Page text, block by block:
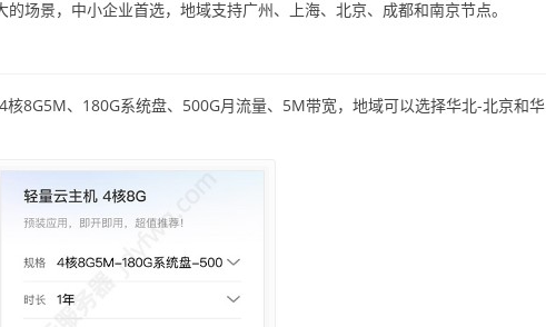
场景，中小企业首选，地域支持广州、上海、北京、成都和南京节点。
核8G5M、180G系统盘、500G月流量、5M带宽，地域可以选择华北-北京和华